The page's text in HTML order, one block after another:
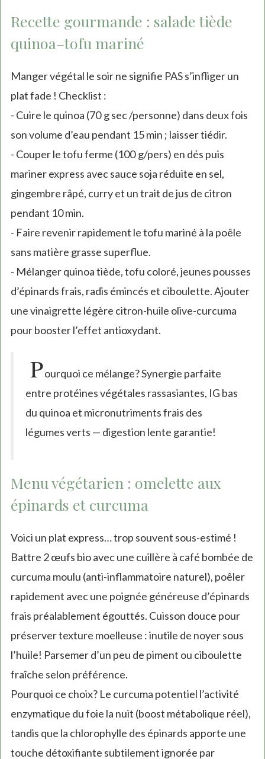
Recette gourmande : salade tiède
quinoa–tofu mariné
Manger végétal le soir ne signifie PAS s’infliger un
plat fade ! Checklist :
- Cuire le quinoa (70 g sec /personne) dans deux fois
son volume d’eau pendant 15 min ; laisser tiédir.
- Couper le tofu ferme (100 g/pers) en dés puis
mariner express avec sauce soja réduite en sel,
gingembre râpé, curry et un trait de jus de citron
pendant 10 min.
- Faire revenir rapidement le tofu mariné à la poêle
sans matière grasse superflue.
- Mélanger quinoa tiède, tofu coloré, jeunes pousses
d’épinards frais, radis émincés et ciboulette. Ajouter
une vinaigrette légère citron-huile olive-curcuma
pour booster l’effet antioxydant.
Pourquoi ce mélange? Synergie parfaite
entre protéines végétales rassasiantes, IG bas
du quinoa et micronutriments frais des
légumes verts — digestion lente garantie!
Menu végétarien : omelette aux
épinards et curcuma
Voici un plat express… trop souvent sous-estimé !
Battre 2 œufs bio avec une cuillère à café bombée de
curcuma moulu (anti-inflammatoire naturel), poêler
rapidement avec une poignée généreuse d’épinards
frais préalablement égouttés. Cuisson douce pour
préserver texture moelleuse : inutile de noyer sous
l’huile! Parsemer d’un peu de piment ou ciboulette
fraîche selon préférence.
Pourquoi ce choix? Le curcuma potentiel l’activité
enzymatique du foie la nuit (boost métabolique réel),
tandis que la chlorophylle des épinards apporte une
touche détoxifiante subtilement ignorée par